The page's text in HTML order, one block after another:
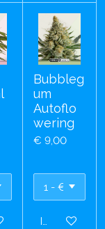
Bubbleg
um
Autoflo
wering
€ 9,00
In